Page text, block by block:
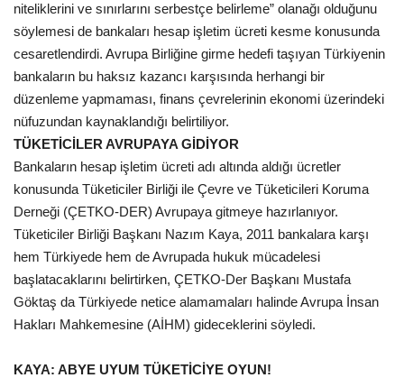
niteliklerini ve sınırlarını serbestçe belirleme” olanağı olduğunu
söylemesi de bankaları hesap işletim ücreti kesme konusunda
cesaretlendirdi. Avrupa Birliğine girme hedefi taşıyan Türkiyenin
bankaların bu haksız kazancı karşısında herhangi bir
düzenleme yapmaması, finans çevrelerinin ekonomi üzerindeki
nüfuzundan kaynaklandığı belirtiliyor.
TÜKETİCİLER AVRUPAYA GİDİYOR
Bankaların hesap işletim ücreti adı altında aldığı ücretler
konusunda Tüketiciler Birliği ile Çevre ve Tüketicileri Koruma
Derneği (ÇETKO-DER) Avrupaya gitmeye hazırlanıyor.
Tüketiciler Birliği Başkanı Nazım Kaya, 2011 bankalara karşı
hem Türkiyede hem de Avrupada hukuk mücadelesi
başlatacaklarını belirtirken, ÇETKO-Der Başkanı Mustafa
Göktaş da Türkiyede netice alamamaları halinde Avrupa İnsan
Hakları Mahkemesine (AİHM) gideceklerini söyledi.
KAYA: ABYE UYUM TÜKETİCİYE OYUN!